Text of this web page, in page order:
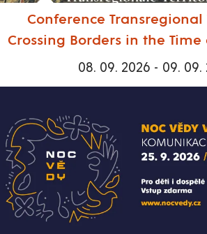
Conference Transregional
Crossing Borders in the Time
08. 09. 2026 - 09. 09.